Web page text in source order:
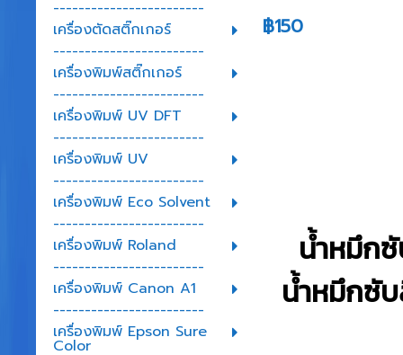
------------------------
เครื่องตัดสติ๊กเกอร์
------------------------
เครื่องพิมพ์สติ๊กเกอร์
------------------------
เครื่องพิมพ์ UV DFT
------------------------
เครื่องพิมพ์ UV
------------------------
เครื่องพิมพ์ Eco Solvent
------------------------
เครื่องพิมพ์ Roland
------------------------
เครื่องพิมพ์ Canon A1
------------------------
เครื่องพิมพ์ Epson Sure
Color
฿150
น้ำหมึก
น้ำหมึกซั